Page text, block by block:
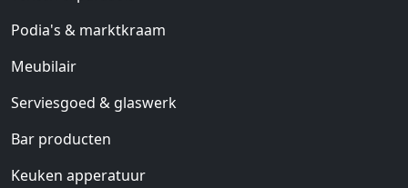
Podia's & marktkraam
Meubilair
Serviesgoed & glaswerk
Bar producten
Keuken apperatuur